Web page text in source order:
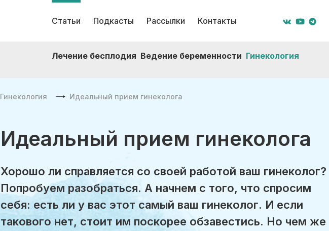
Статьи
Лечение бесплодия Ведение беременности Гинекология
Подкасты Рассылки Контакты
Гинекология Идеальный прием гинеколога
Идеальный прием гинеколога
Хорошо ли справляется со своей работой ваш гинеколог?
Попробуем разобраться. А начнем с того, что спросим
себя: есть ли у вас этот самый ваш гинеколог. И если
такового нет, стоит им поскорее обзавестись. Но чем же